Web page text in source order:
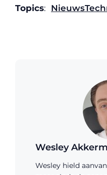
Topics: Nieuws
Wesley
Wesley hield